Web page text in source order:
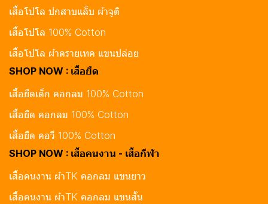
เสื้อโปโล ปกสาบแล็บ ผ้าจูติ
เสื้อโปโล 100% Cotton
เสื้อโปโล ผ้าดรายเทค แขนปล่อย
SHOP NOW : เสื้อยืด
เสื้อยืดเด็ก คอกลม 100% Cotton
เสื้อยืด คอกลม 100% Cotton
เสื้อยืด คอวี 100% Cotton
SHOP NOW : เสื้อคนงาน - เสื้อกีฬา
เสื้อคนงาน ผ้าTK คอกลม แขนยาว
เสื้อคนงาน ผ้าTK คอกลม แขนสั้น